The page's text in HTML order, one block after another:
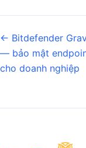
Post
← Bitdefender
— bảo mật
cho doanh nghiệp